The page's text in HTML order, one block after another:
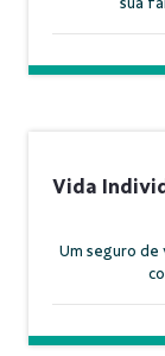
Vida
Um seguro de